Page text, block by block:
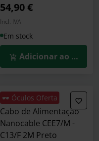
54,90 €
Incl. IVA
Em stock
Adicionar ao
🕶️ Óculos Oferta
Cabo de Alimentação
Nanocable CEE7/M -
C13/F 2M Preto